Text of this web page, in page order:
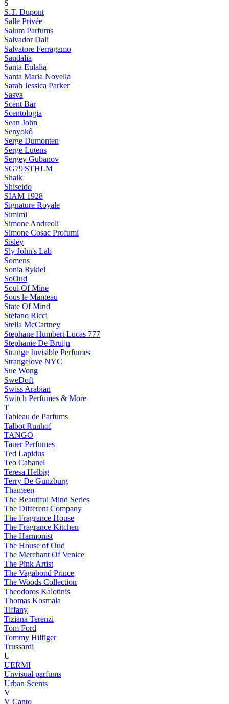
S
S.T. Dupont
Salle Privée
Salum Parfums
Salvador Dali
Salvatore Ferragamo
Sandalia
Santa Eulalia
Santa Maria Novella
Sarah Jessica Parker
Sasva
Scent Bar
Scentologia
Sean John
Senyokô
Serge Dumonten
Serge Lutens
Sergey Gubanov
SG79|STHLM
Shaik
Shiseido
SIAM 1928
Signature Royale
Simimi
Simone Andreoli
Simone Cosac Profumi
Sisley
Sly John's Lab
Somens
Sonia Rykiel
SoOud
Soul Of Mine
Sous le Manteau
State Of Mind
Stefano Ricci
Stella McCartney
Stephane Humbert Lucas 777
Stephanie De Bruijn
Strange Invisible Perfumes
Strangelove NYC
Sue Wong
SweDoft
Swiss Arabian
Switch Perfumes & More
T
Tableau de Parfums
Talbot Runhof
TANGO
Tauer Perfumes
Ted Lapidus
Teo Cabanel
Teresa Helbig
Terry De Gunzburg
Thameen
The Beautiful Mind Series
The Different Company
The Fragrance House
The Fragrance Kitchen
The Harmonist
The House of Oud
The Merchant Of Venice
The Pink Artist
The Vagabond Prince
The Woods Collection
Theodoros Kalotinis
Thomas Kosmala
Tiffany
Tiziana Terenzi
Tom Ford
Tommy Hilfiger
Trussardi
U
UERMI
Unvisual parfums
Urban Scents
V
V Canto